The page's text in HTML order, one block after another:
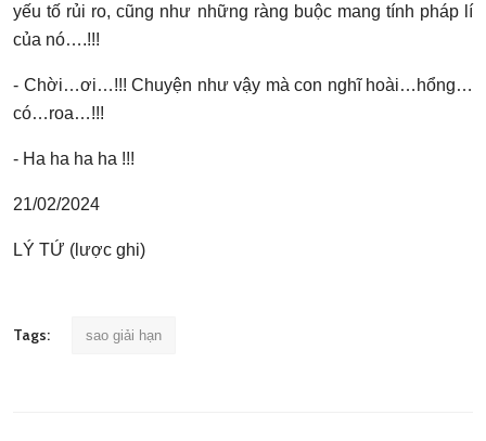
yếu tố rủi ro, cũng như những ràng buộc mang tính pháp lí
của nó….!!!
- Chời…ơi…!!! Chuyện như vậy mà con nghĩ hoài…hổng…
có…roa…!!!
- Ha ha ha ha !!!
21/02/2024
LÝ TỨ (lược ghi)
Tags: sao giải hạn